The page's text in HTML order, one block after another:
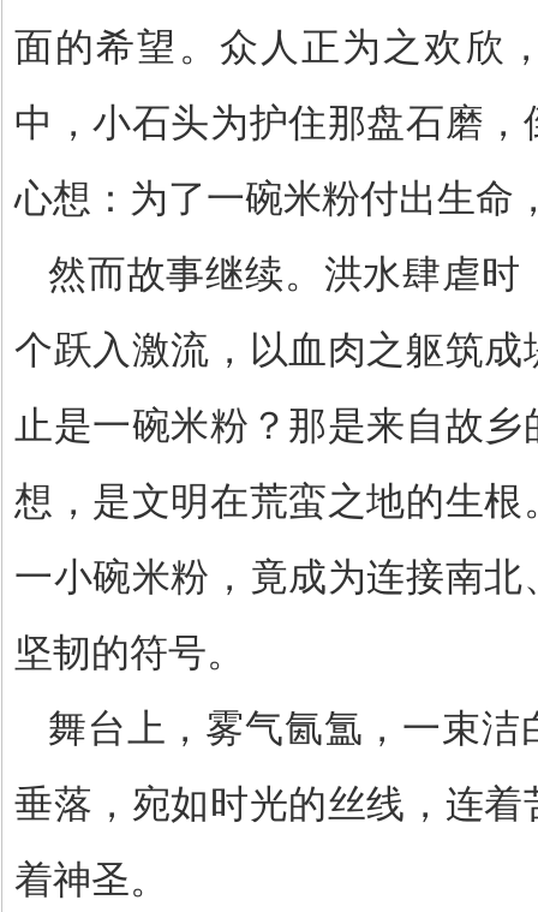
面的希望。众人正为之欢欣
中，小石头为护住那盘石磨
心想：为了一碗米粉付出生命
然而故事继续。洪水肆虐时
个跃入激流，以血肉之躯筑
止是一碗米粉？那是来自故
想，是文明在荒蛮之地的生
一小碗米粉，竟成为连接南
坚韧的符号。
舞台上，雾气氤氲，一束洁
垂落，宛如时光的丝线，连
着神圣。